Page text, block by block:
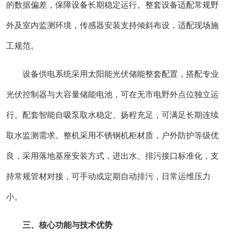
的数据偏差，保障设备长期稳定运行。整套设备适配常规野
外及室内监测环境，传感器安装支持倾斜布设，适配现场施
工规范。
设备供电系统采用太阳能光伏储能整套配置，搭配专业
光伏控制器与大容量储能电池，可在无市电野外点位独立运
行。配套智能自吸泵取水稳定、扬程充足，可满足长期连续
取水监测需求。整机采用不锈钢机柜材质，户外防护等级优
良，采用落地基座安装方式，进出水、排污接口标准化，支
持常规管材对接，可手动或定期自动排污，日常运维压力
小。
三、核心功能与技术优势